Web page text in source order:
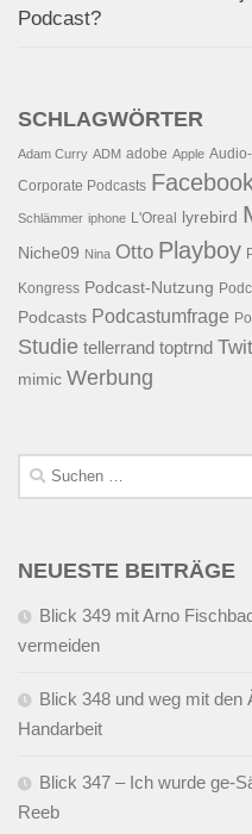
Podcast?
SCHLAGWÖRTER
Adam Curry ADM adobe Apple
Corporate Podcasts
Schlämmer iphone L'Oreal lyrebird
Niche09 Nina Otto Playboy
Kongress Podcast-Nutzung
Podcasts Podcastumfrage
Studie tellerrand toptrnd
mimic Werbung
Suchen
nach:
NEUESTE BEITRÄGE
Blick 349 mit Arno
vermeiden
Blick 348 und weg mit den
Handarbeit
Blick 347 – Ich wurde ge-
Reeb